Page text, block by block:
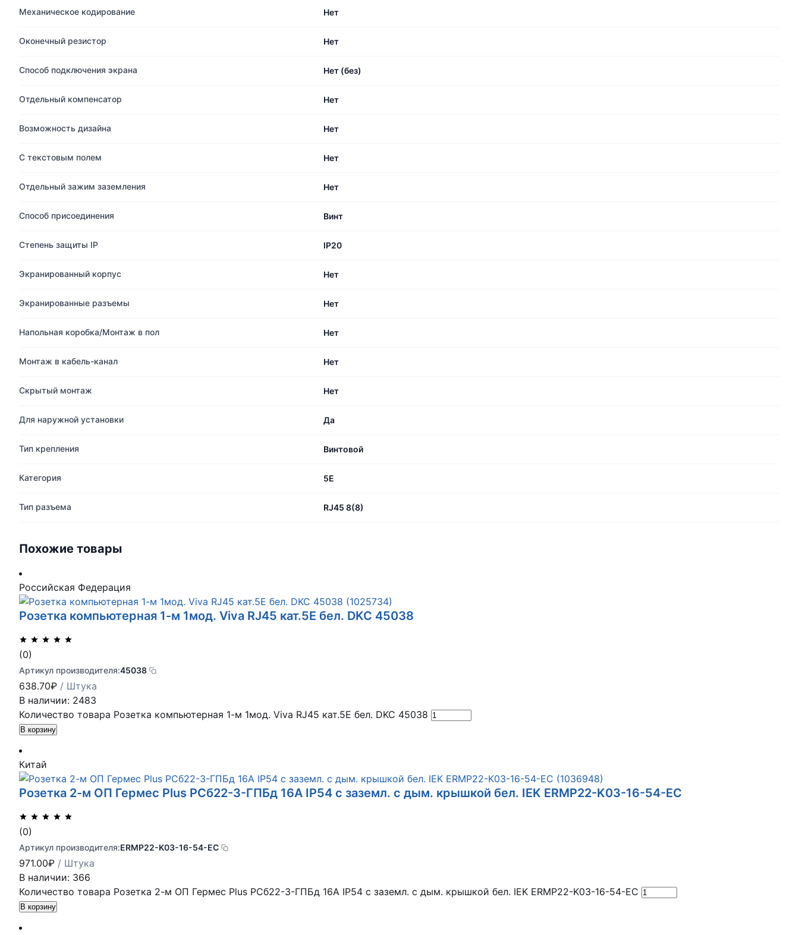
Механическое кодирование Нет
Оконечный резистор Нет
Способ подключения экрана Нет (без)
Отдельный компенсатор Нет
Возможность дизайна Нет
С текстовым полем Нет
Отдельный зажим заземления Нет
Способ присоединения Винт
Степень защиты IP IP20
Экранированный корпус Нет
Экранированные разъемы Нет
Напольная коробка/Монтаж в пол Нет
Монтаж в кабель-канал Нет
Скрытый монтаж Нет
Для наружной установки Да
Тип крепления Винтовой
Категория 5E
Тип разъема RJ45 8(8)
Похожие товары
Российская Федерация
Розетка компьютерная 1-м 1мод. Viva RJ45 кат.5E бел. DKC 45038
(0)
Артикул производителя:45038
638.70₽ / Штука
В наличии: 2483
Количество товара Розетка компьютерная 1-м 1мод. Viva RJ45 кат.5E бел. DKC 45038
В корзину
Китай
Розетка 2-м ОП Гермес Plus РСб22-3-ГПБд 16А IP54 с заземл. с дым. крышкой бел. IEK ERMP22-K03-16-54-EC
(0)
Артикул производителя:ERMP22-K03-16-54-EC
971.00₽ / Штука
В наличии: 366
Количество товара Розетка 2-м ОП Гермес Plus РСб22-3-ГПБд 16А IP54 с заземл. с дым. крышкой бел. IEK ERMP22-K03-16-54-EC
В корзину